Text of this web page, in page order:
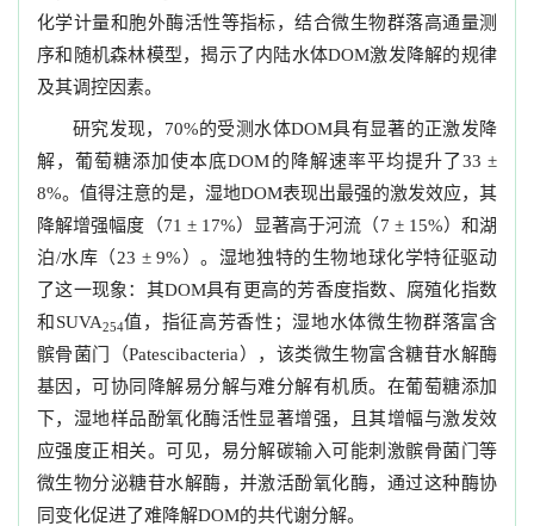
化学计量和胞外酶活性等指标，结合微生物群落高通量测
序和随机森林模型，揭示了内陆水体DOM激发降解的规律
及其调控因素。
研究发现， 70%的受测水体DOM具有显著的正激发降
解，葡萄糖添加使本底DOM的降解速率平均提升了33 ±
8%。值得注意的是，湿地DOM表现出最强的激发效应，其
降解增强幅度（71 ± 17%）显著高于河流（7 ± 15%）和湖
泊/水库（23 ± 9%）。湿地独特的生物地球化学特征驱动
了这一现象：其DOM具有更高的芳香度指数、腐殖化指数
和SUVA254值，指征高芳香性；湿地水体微生物群落富含
髌骨菌门（Patescibacteria），该类微生物富含糖苷水解酶
基因，可协同降解易分解与难分解有机质。在葡萄糖添加
下，湿地样品酚氧化酶活性显著增强，且其增幅与激发效
应强度正相关。可见，易分解碳输入可能刺激髌骨菌门等
微生物分泌糖苷水解酶，并激活酚氧化酶，通过这种酶协
同变化促进了难降解DOM的共代谢分解。